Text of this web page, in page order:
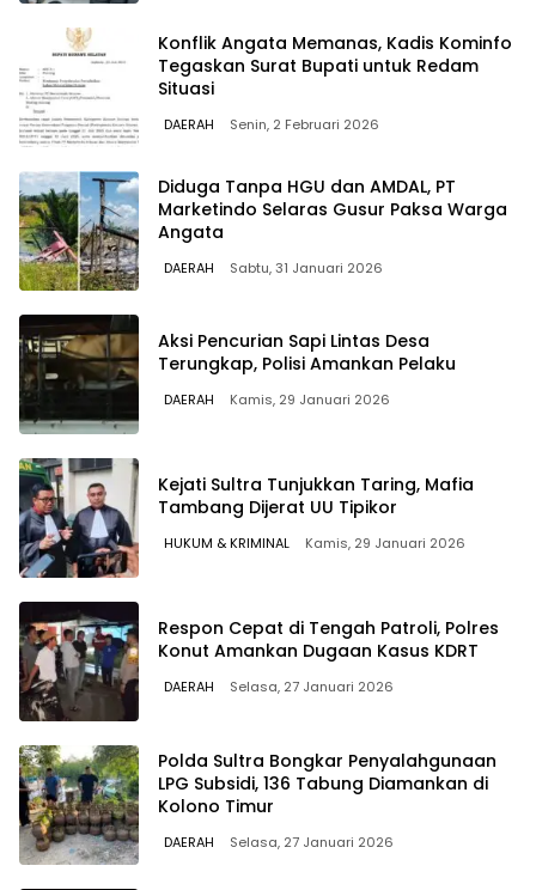
Konflik Angata Memanas, Kadis Kominfo
Tegaskan Surat Bupati untuk Redam
Situasi
DAERAH Senin, 2 Februari 2026
Diduga Tanpa HGU dan AMDAL, PT
Marketindo Selaras Gusur Paksa Warga
Angata
DAERAH Sabtu, 31 Januari 2026
Aksi Pencurian Sapi Lintas Desa
Terungkap, Polisi Amankan Pelaku
DAERAH Kamis, 29 Januari 2026
Kejati Sultra Tunjukkan Taring, Mafia
Tambang Dijerat UU Tipikor
HUKUM & KRIMINAL Kamis, 29 Januari 2026
Respon Cepat di Tengah Patroli, Polres
Konut Amankan Dugaan Kasus KDRT
DAERAH Selasa, 27 Januari 2026
Polda Sultra Bongkar Penyalahgunaan
LPG Subsidi, 136 Tabung Diamankan di
Kolono Timur
DAERAH Selasa, 27 Januari 2026